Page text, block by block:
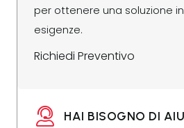
per ottenere una soluzione
esigenze.
Richiedi Preventivo
HAI BISOGNO DI